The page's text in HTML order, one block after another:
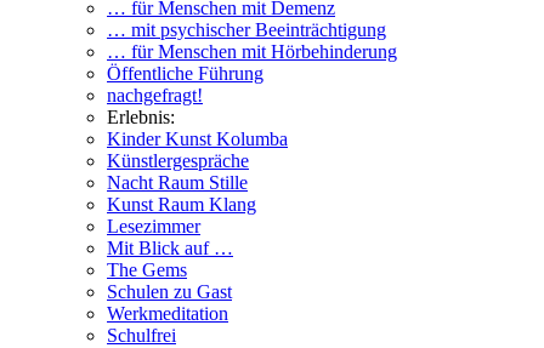
… für Menschen mit Demenz
… mit psychischer Beeinträchtigung
… für Menschen mit Hörbehinderung
Öffentliche Führung
nachgefragt!
Erlebnis:
Kinder Kunst Kolumba
Künstlergespräche
Nacht Raum Stille
Kunst Raum Klang
Lesezimmer
Mit Blick auf …
The Gems
Schulen zu Gast
Werkmeditation
Schulfrei